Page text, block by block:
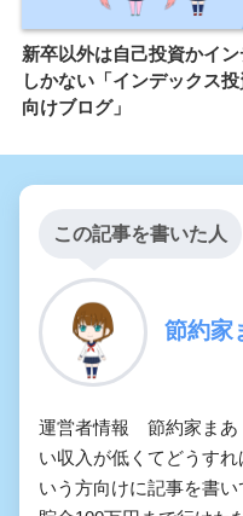
新卒以外は自己投資かイ
しかない「インデックス
向けブログ」
この記事を書いた人
節約家
運営者情報 節約家まあ
い収入が低くてどうす
いう方向けに記事を書